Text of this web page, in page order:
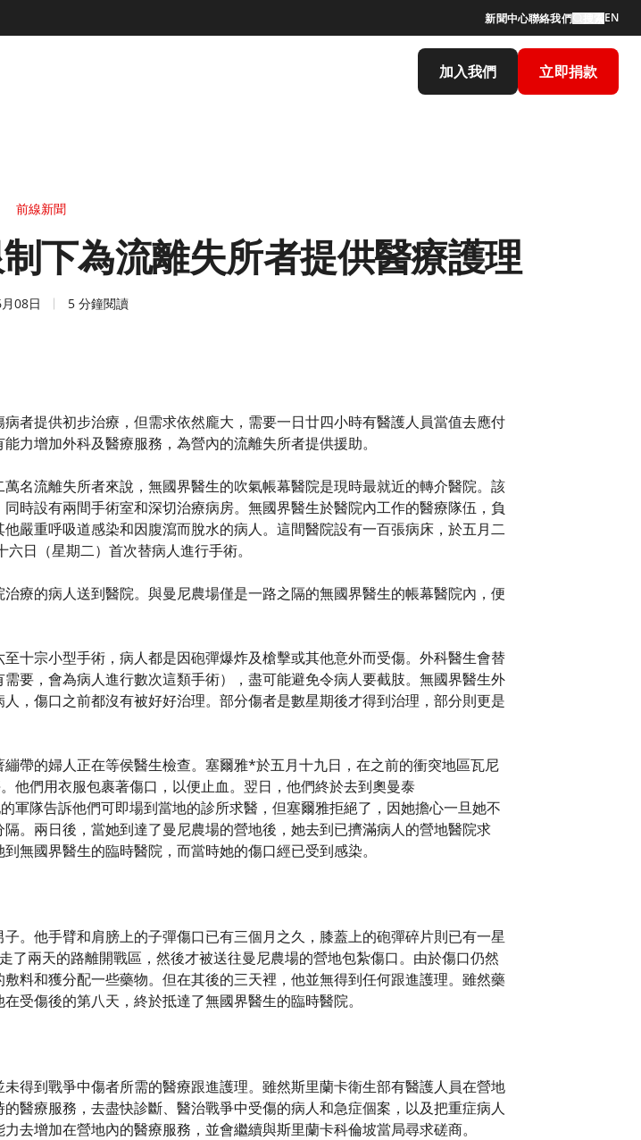
新聞中心聯絡我們 EN
加入我們 立即捐款
前線新聞
下為流離失所者提供醫療護理
08日 5 分鐘閱讀
者提供初步治療，但需求依然龐大，需要一日廿四小時有醫護人員當值去應付
力增加外科及醫療服務，為營內的流離失所者提供援助。
名流離失所者來說，無國界醫生的吹氣帳幕醫院是現時最就近的轉介醫院。該
時設有兩間手術室和深切治療病房。無國界醫生於醫院內工作的醫療隊伍，負
嚴重呼吸道感染和因腹瀉而脫水的病人。這間醫院設有一百張病床，於五月二
日（星期二）首次替病人進行手術。
療的病人送到醫院。與曼尼農場僅是一路之隔的無國界醫生的帳幕醫院內，便
十宗小型手術，病人都是因砲彈爆炸及槍擊或其他意外而受傷。外科醫生會替
要，會為病人進行數次這類手術），盡可能避免令病人要截肢。無國界醫生外
，傷口之前都沒有被好好治理。部分傷者是數星期後才得到治理，部分則更是
帶的婦人正在等侯醫生檢查。塞爾雅*於五月十九日，在之前的衝突地區瓦尼
他們用衣服包裹著傷口，以便止血。翌日，他們終於去到奧曼泰
軍隊告訴他們可即場到當地的診所求醫，但塞爾雅拒絕了，因她擔心一旦她不
。兩日後，當她到達了曼尼農場的營地後，她去到已擠滿病人的營地醫院求
無國界醫生的臨時醫院，而當時她的傷口經已受到感染。
。他手臂和肩膀上的子彈傷口已有三個月之久，膝蓋上的砲彈碎片則已有一星
了兩天的路離開戰區，然後才被送往曼尼農場的營地包紮傷口。由於傷口仍然
料和獲分配一些藥物。但在其後的三天裡，他並無得到任何跟進護理。雖然藥
受傷後的第八天，終於抵達了無國界醫生的臨時醫院。
得到戰爭中傷者所需的醫療跟進護理。雖然斯里蘭卡衛生部有醫護人員在營地
醫療服務，去盡快診斷、醫治戰爭中受傷的病人和急症個案，以及把重症病人
去增加在營地內的醫療服務，並會繼續與斯里蘭卡科倫坡當局尋求磋商。